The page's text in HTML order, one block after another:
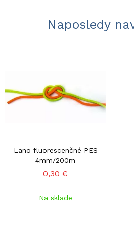
Naposledy
Lano fluorescenčné PES
4mm/200m
0,30 €
Na sklade